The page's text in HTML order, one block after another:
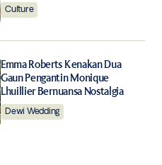
Culture
Emma Roberts Kenakan Dua
Gaun Pengantin Monique
Lhuillier Bernuansa Nostalgia
Dewi Wedding